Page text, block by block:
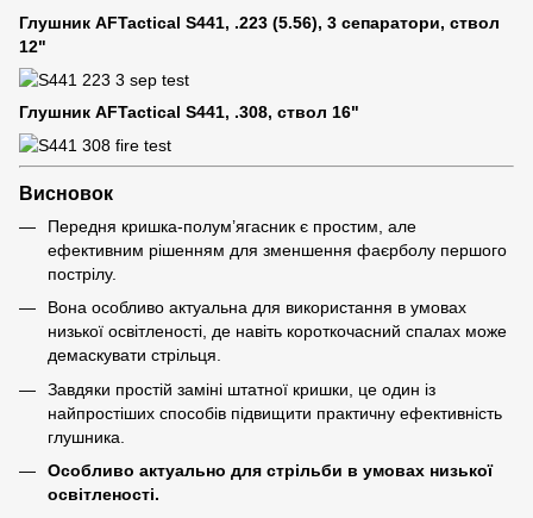
Глушник AFTactical S441, .223 (5.56), 3 сепаратори, ствол
12"
Глушник AFTactical S441, .308, ствол 16"
Висновок
Передня кришка-полум’ягасник є простим, але
ефективним рішенням для зменшення фаєрболу першого
пострілу.
Вона особливо актуальна для використання в умовах
низької освітленості, де навіть короткочасний спалах може
демаскувати стрільця.
Завдяки простій заміні штатної кришки, це один із
найпростіших способів підвищити практичну ефективність
глушника.
Особливо актуально для стрільби в умовах низької
освітленості.